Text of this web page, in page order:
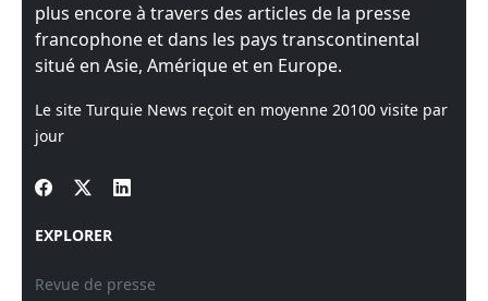
plus encore à travers des articles de la presse
francophone et dans les pays transcontinental
situé en Asie, Amérique et en Europe.
Le site Turquie News reçoit en moyenne 20100 visite par
jour
EXPLORER
Revue de presse